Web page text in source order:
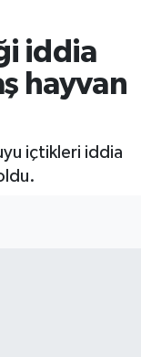
iddia
hayvan
içtikleri iddia